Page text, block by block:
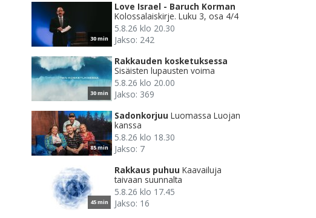
30 min
Love Israel - Baruch Korman
Kolossalaiskirje. Luku 3, osa 4/4
5.8.26 klo 20.30
Jakso: 242
30 min
Rakkauden kosketuksessa
Sisäisten lupausten voima
5.8.26 klo 20.00
Jakso: 369
85 min
Sadonkorjuu Luomassa Luojan
kanssa
5.8.26 klo 18.30
Jakso: 7
45 min
Rakkaus puhuu Kaavailuja
taivaan suunnalta
5.8.26 klo 17.45
Jakso: 16